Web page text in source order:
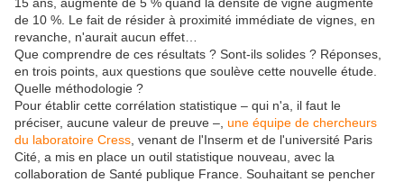
de 10 %. Le fait de résider à proximité immédiate de vignes, en
revanche, n'aurait aucun effet…
Que comprendre de ces résultats ? Sont-ils solides ? Réponses,
en trois points, aux questions que soulève cette nouvelle étude.
Quelle méthodologie ?
Pour établir cette corrélation statistique – qui n'a, il faut le
préciser, aucune valeur de preuve –, une équipe de chercheurs
du laboratoire Cress , venant de l'Inserm et de l'université Paris
Cité, a mis en place un outil statistique nouveau, avec la
collaboration de Santé publique France. Souhaitant se pencher